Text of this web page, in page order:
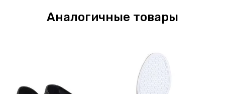
Аналогичные товары